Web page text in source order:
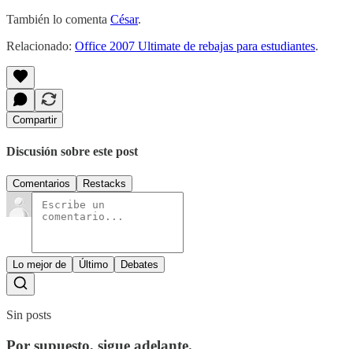
También lo comenta César.
Relacionado: Office 2007 Ultimate de rebajas para estudiantes.
Compartir
Discusión sobre este post
Comentarios Restacks
Lo mejor de Último Debates
Sin posts
Por supuesto, sigue adelante.